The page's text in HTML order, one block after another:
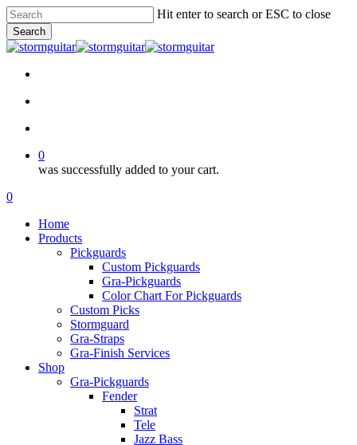
Skip
to
main
content
Hit enter to search or ESC to close
Search
Close
0
was successfully added to your cart.
Menu
search
account
0
Home
Products
Pickguards
Custom Pickguards
Gra-Pickguards
Color Chart For Pickguards
Custom Picks
Stormguard
Gra-Straps
Gra-Finish Services
Shop
Gra-Pickguards
Fender
Strat
Tele
Jazz Bass